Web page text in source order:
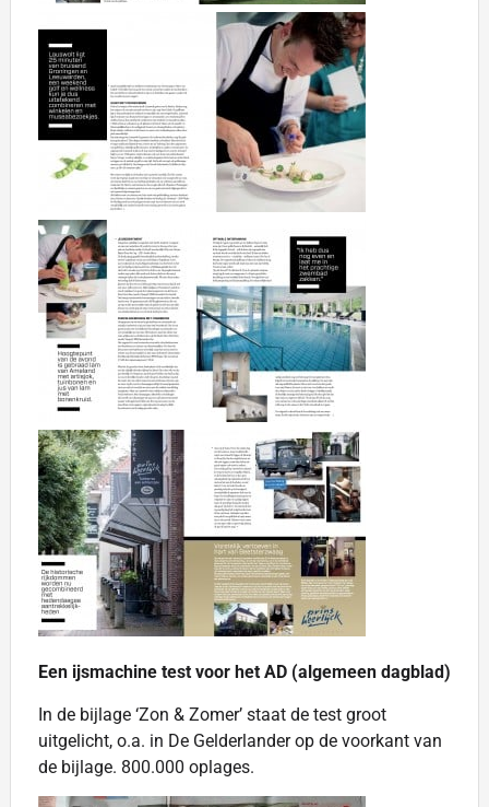
Een ijsmachine test voor het AD (algemeen dagblad)
In de bijlage ‘Zon & Zomer’ staat de test groot
uitgelicht, o.a. in De Gelderlander op de voorkant van
de bijlage. 800.000 oplages.